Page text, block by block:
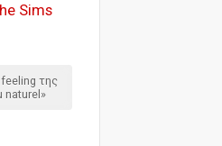
Sims
της
naturel»